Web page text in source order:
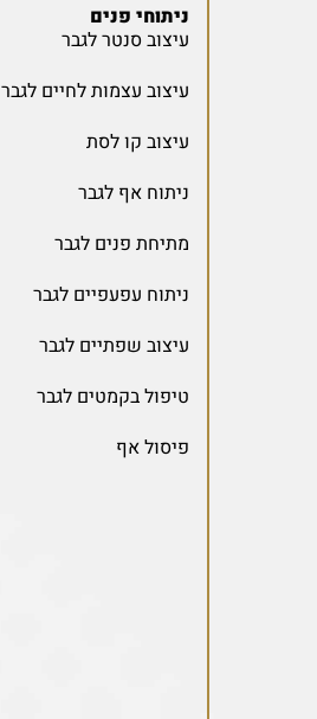
ניתוחי פנים
עיצוב סנטר לגבר
עיצוב עצמות לחיים לגבר
עיצוב קו לסת
ניתוח אף לגבר
מתיחת פנים לגבר
ניתוח עפעפיים לגבר
עיצוב שפתיים לגבר
טיפול בקמטים לגבר
פיסול אף